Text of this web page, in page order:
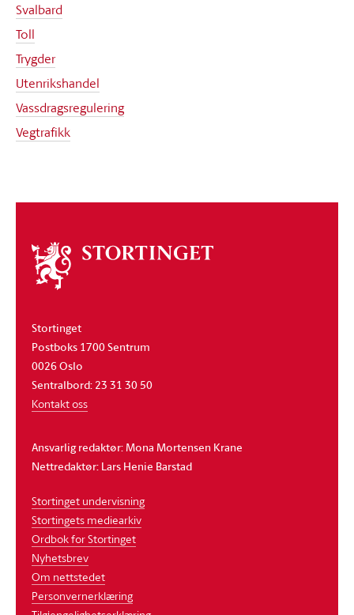
Svalbard
Toll
Trygder
Utenrikshandel
Vassdragsregulering
Vegtrafikk
Om
stortinget
Stortinget
Postboks 1700 Sentrum
0026 Oslo
Sentralbord: 23 31 30 50
Kontakt oss
Ansvarlig redaktør: Mona Mortensen Krane
Nettredaktør: Lars Henie Barstad
Stortinget undervisning
Stortingets mediearkiv
Ordbok for Stortinget
Nyhetsbrev
Om nettstedet
Personvernerklæring